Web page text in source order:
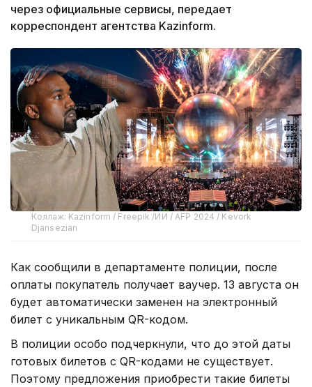
через официальные сервисы, передает
корреспондент агентства Kazinform.
Коллаж: Kazinform / Freepik /ИИ / AFP 2024 / Kevork
Djansezian
Как сообщили в департаменте полиции, после
оплаты покупатель получает ваучер. 13 августа он
будет автоматически заменен на электронный
билет с уникальным QR-кодом.
В полиции особо подчеркнули, что до этой даты
готовых билетов с QR-кодами не существует.
Поэтому предложения приобрести такие билеты